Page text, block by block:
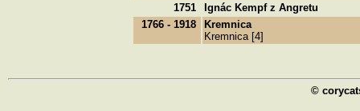
1751
Ignác Kempf z Angretu
1766 - 1918
Kremnica
Kremnica [4]
©